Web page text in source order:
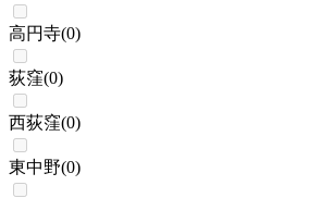
高円寺(0)
荻窪(0)
西荻窪(0)
東中野(0)